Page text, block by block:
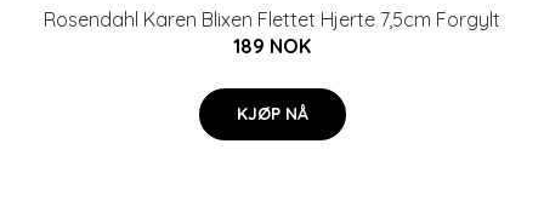
Rosendahl Karen Blixen Flettet Hjerte 7,5cm Forgylt
189 NOK
KJØP NÅ